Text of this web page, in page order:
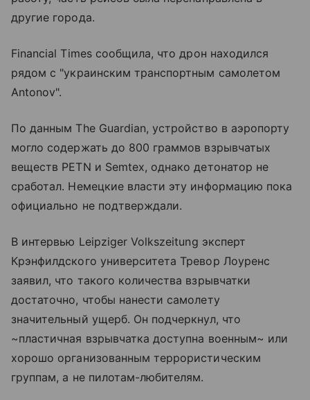
другие города.
Financial Times сообщила, что дрон находился
рядом с "украинским транспортным самолетом
Antonov".
По данным The Guardian, устройство в аэропорту
могло содержать до 800 граммов взрывчатых
веществ PETN и Semtex, однако детонатор не
сработал. Немецкие власти эту информацию пока
официально не подтверждали.
В интервью Leipziger Volkszeitung эксперт
Крэнфилдского университета Тревор Лоуренс
заявил, что такого количества взрывчатки
достаточно, чтобы нанести самолету
значительный ущерб. Он подчеркнул, что
~пластичная взрывчатка доступна военным~ или
хорошо организованным террористическим
группам, а не пилотам-любителям.